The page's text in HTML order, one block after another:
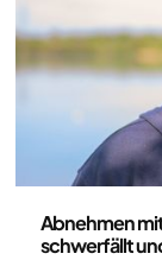
Abnehmen
schwerfällt